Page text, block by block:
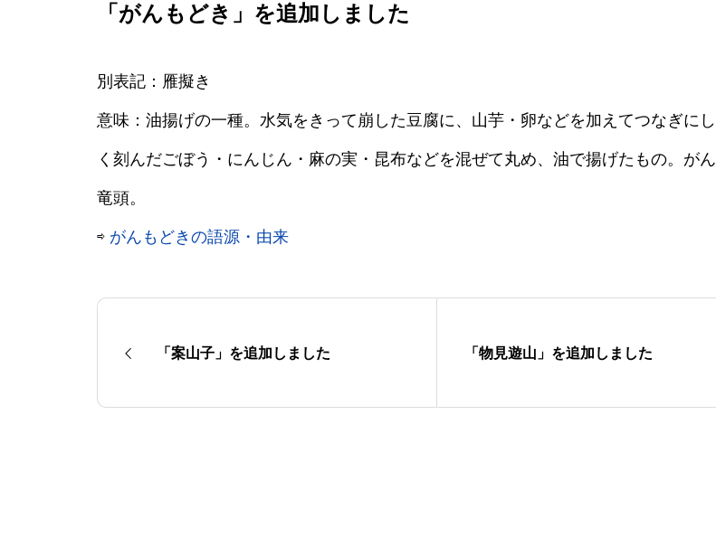
「がんもどき」を追加しました
別表記：雁擬き
意味：油揚げの一種。水気をきって崩した豆腐に、山芋・卵などを加えてつなぎに
く刻んだごぼう・にんじん・麻の実・昆布などを混ぜて丸め、油で揚げたもの。が
竜頭。
⇨ がんもどきの語源・由来
「案山子」を追加しました 「物見遊山」を追加しました